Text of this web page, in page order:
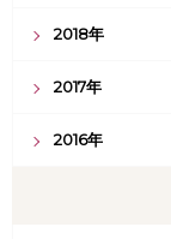
2018年
2017年
2016年